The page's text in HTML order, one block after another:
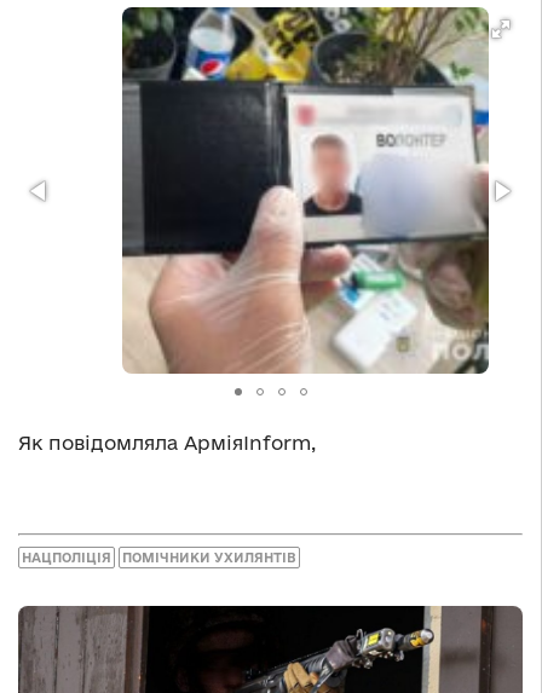
Як повідомляла АрміяInform,
НАЦПОЛІЦІЯ ПОМІЧНИКИ УХИЛЯНТІВ